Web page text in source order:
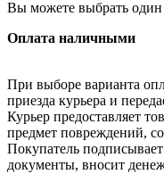
Вы можете выбрать один
Оплата наличными
При выборе варианта
приезда курьера и
Курьер предоставляет
предмет повреждений,
Покупатель
документы, вносит